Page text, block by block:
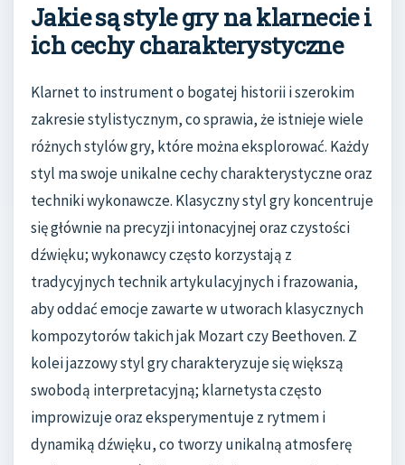
Jakie są style gry na klarnecie i
ich cechy charakterystyczne
Klarnet to instrument o bogatej historii i szerokim
zakresie stylistycznym, co sprawia, że istnieje wiele
różnych stylów gry, które można eksplorować. Każdy
styl ma swoje unikalne cechy charakterystyczne oraz
techniki wykonawcze. Klasyczny styl gry koncentruje
się głównie na precyzji intonacyjnej oraz czystości
dźwięku; wykonawcy często korzystają z
tradycyjnych technik artykulacyjnych i frazowania,
aby oddać emocje zawarte w utworach klasycznych
kompozytorów takich jak Mozart czy Beethoven. Z
kolei jazzowy styl gry charakteryzuje się większą
swobodą interpretacyjną; klarnetysta często
improwizuje oraz eksperymentuje z rytmem i
dynamiką dźwięku, co tworzy unikalną atmosferę